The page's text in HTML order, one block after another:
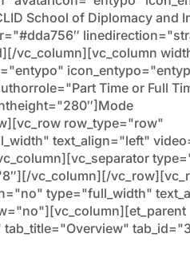
School of Diplomacy and
vc_column][vc_column
Time or Full
row_type="row"
text_align="left"
vc_column][/
type="full_width"